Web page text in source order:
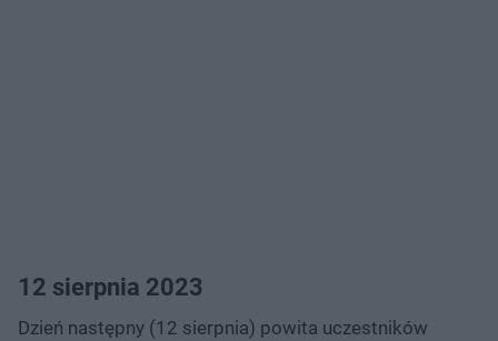
12 sierpnia 2023
Dzień następny (12 sierpnia) powita uczestników